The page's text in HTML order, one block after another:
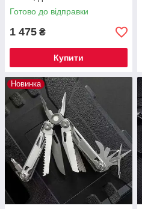
вирішити багато різних
завдань
Готово до відправки
1 475 ₴
Купити
Новинка